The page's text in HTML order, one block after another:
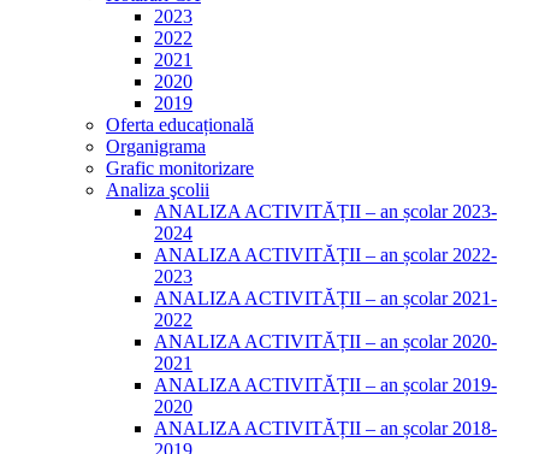
2023
2022
2021
2020
2019
Oferta educațională
Organigrama
Grafic monitorizare
Analiza şcolii
ANALIZA ACTIVITĂȚII – an școlar 2023-
2024
ANALIZA ACTIVITĂȚII – an școlar 2022-
2023
ANALIZA ACTIVITĂȚII – an școlar 2021-
2022
ANALIZA ACTIVITĂȚII – an școlar 2020-
2021
ANALIZA ACTIVITĂȚII – an școlar 2019-
2020
ANALIZA ACTIVITĂȚII – an școlar 2018-
2019